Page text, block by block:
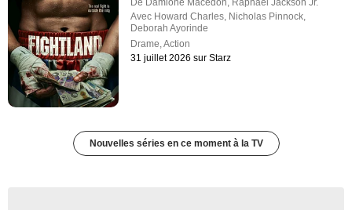
Avec Howard Charles Nicholas Pinnock
Deborah Ayorinde
Drame ,Action
31 juillet 2026 sur Starz
Nouvelles séries en ce moment à la TV